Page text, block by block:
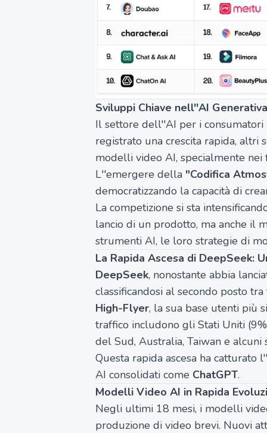
Sviluppi Chiave nell''AI
Il settore dell''AI per i consumatori
registrato una crescita rapida, altri
modelli video AI, specialmente
L''emergere della "Codifica
democratizzando la capacità di
La competizione si sta
lancio di un prodotto, ma anche il
strumenti AI, le loro strategie di
La Rapida Ascesa di DeepSeek:
DeepSeek, nonostante abbia
classificandosi al secondo posto
High-Flyer, la sua base utenti più
traffico includono gli Stati Uniti
del Sud, Australia, Taiwan e alcuni
Questa rapida ascesa ha
AI consolidati come ChatGPT.
Modelli Video AI in Rapida
Negli ultimi 18 mesi, i modelli
produzione di video brevi. Nuovi